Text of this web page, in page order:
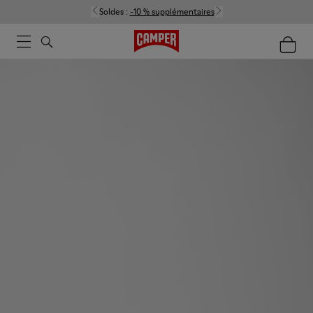
Soldes : -10 % supplémentaires